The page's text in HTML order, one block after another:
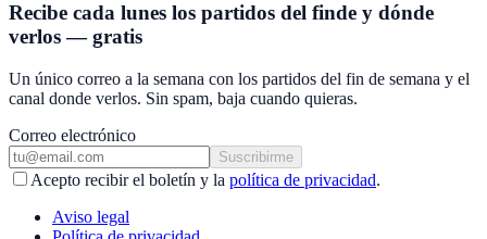
Recibe cada lunes los partidos del finde y dónde
verlos — gratis
Un único correo a la semana con los partidos del fin de semana y el
canal donde verlos. Sin spam, baja cuando quieras.
Correo electrónico
Suscribirme
Acepto recibir el boletín y la política de privacidad.
Aviso legal